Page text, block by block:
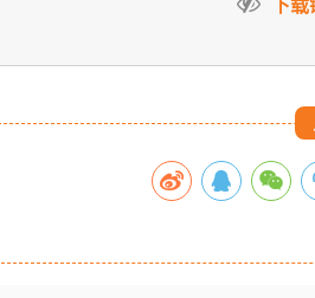
下